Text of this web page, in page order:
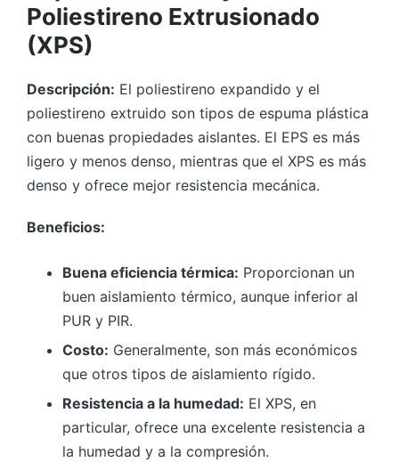
Poliestireno Extrusionado
(XPS)
Descripción: El poliestireno expandido y el
poliestireno extruido son tipos de espuma plástica
con buenas propiedades aislantes. El EPS es más
ligero y menos denso, mientras que el XPS es más
denso y ofrece mejor resistencia mecánica.
Beneficios:
Buena eficiencia térmica: Proporcionan un
buen aislamiento térmico, aunque inferior al
PUR y PIR.
Costo: Generalmente, son más económicos
que otros tipos de aislamiento rígido.
Resistencia a la humedad: El XPS, en
particular, ofrece una excelente resistencia a
la humedad y a la compresión.